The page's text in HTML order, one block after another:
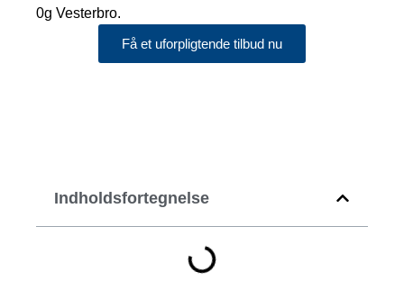
0g Vesterbro.
Få et uforpligtende tilbud nu
Indholdsfortegnelse